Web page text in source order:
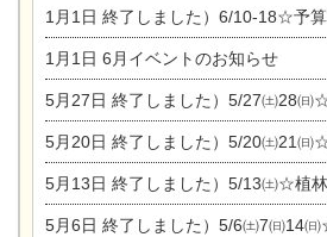
1月1日 終了しました）6/10-18☆予算￥500万でどこまで
1月1日 6月イベントのお知らせ
5月27日 終了しました）5/27㈯28㈰☆お得
5月20日 終了しました）5/20㈯21㈰☆築50年平屋のお
5月13日 終了しました）5/13㈯☆植林
5月6日 終了しました）5/6㈯7㈰14㈰☆残り1棟！一宮市限定